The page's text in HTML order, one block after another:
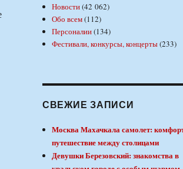
Новости(42 062)
Обо всем(112)
Персоналии(134)
Фестивали, конкурсы, концерты(233)
СВЕЖИЕ ЗАПИСИ
Москва Махачкала самолет:
путешествие между столицами
Девушки Березовский: знакомства в